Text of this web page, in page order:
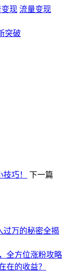
现 流量变现
突破
巧！
下一篇
过万的秘密全揭
全方位涨粉攻略
在的收益？